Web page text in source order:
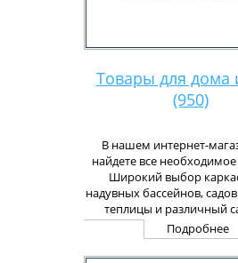
Товары для дома
(950)
В нашем интернет-
найдете все
Широкий выбор
надувных бассейнов,
теплицы и различный
инвентарь.
Подробнее